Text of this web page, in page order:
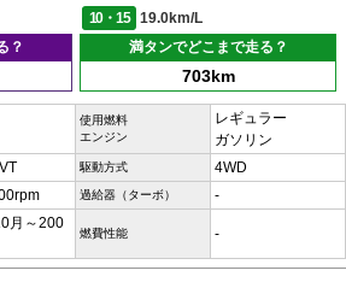
10・15
19.0km/L
？
満タンでどこまで走る？
703km
使用燃料
エンジン
レギュラー
ガソリン
駆動方式 4WD
過給器（ターボ） -
月～200
燃費性能 -